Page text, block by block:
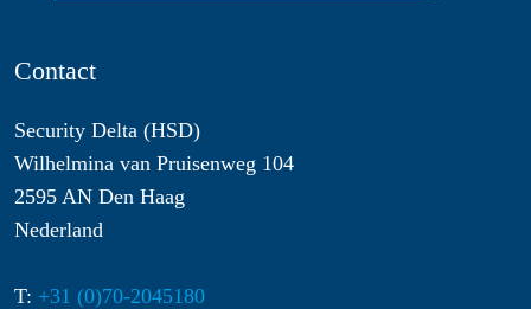
Contact
Security Delta (HSD)
Wilhelmina van Pruisenweg 104
2595 AN Den Haag
Nederland
T: +31 (0)70-2045180